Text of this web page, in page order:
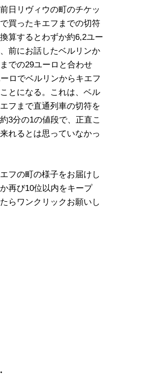
日リヴィウの町のチケッ
買ったキエフまでの切符
算するとわずか約6,2ユー
前にお話したベルリンか
での29ユーロと合わせ
ロでベルリンからキエフ
とになる。これは、ベル
フまで直通列車の切符を
3分の1の値段で、正直こ
れるとは思っていなかっ
エフの町の様子をお届けし
再び10位以内をキープ
らワンクリックお願いし